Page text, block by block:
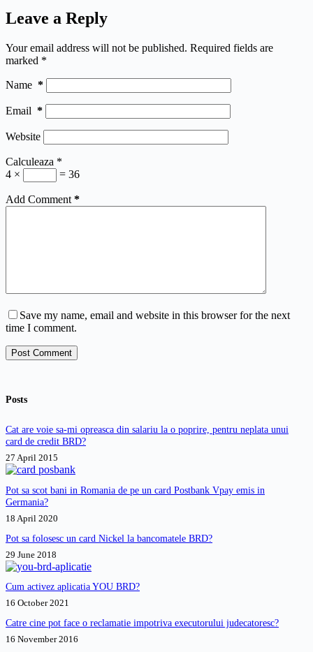
Leave a Reply
Your email address will not be published. Required fields are
marked *
Name *
Email *
Website
Calculeaza *
4 ×
= 36
Add Comment *
Save my name, email and website in this browser for the next
time I comment.
Post Comment
Posts
Cat are voie sa-mi opreasca din salariu la o poprire, pentru neplata unui
card de credit BRD?
27 April 2015
Pot sa scot bani in Romania de pe un card Postbank Vpay emis in
Germania?
18 April 2020
Pot sa folosesc un card Nickel la bancomatele BRD?
29 June 2018
Cum activez aplicatia YOU BRD?
16 October 2021
Catre cine pot face o reclamatie impotriva executorului judecatoresc?
16 November 2016